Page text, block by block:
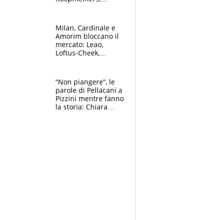
scatenata
Milan, Cardinale e
Amorim bloccano il
mercato: Leao,
Loftus-Cheek,
Soulè e Osorio nel
mirino
“Non piangere”, le
parole di Pellacani a
Pizzini mentre fanno
la storia: Chiara